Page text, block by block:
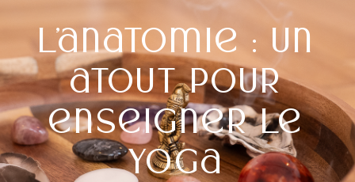
L’anatomie : un
atout pour
enseigner le
yoga